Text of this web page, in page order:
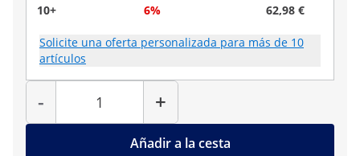
10+
6% 62,98 €
Solicite una oferta personalizada para más de 10
artículos
-
Cantidad
+
Añadir a la cesta